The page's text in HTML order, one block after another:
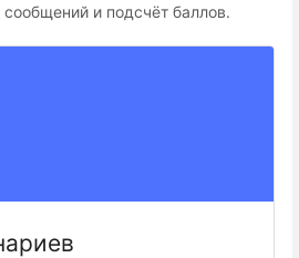
и подсчёт баллов.